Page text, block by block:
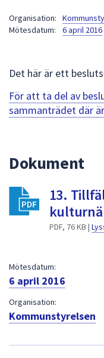
Organisation:
Mötesdatum:
6 april 2016
Det här är ett
För att ta del av
sammanträdet där
Dokument
13.
PDF, 76 KB |
Mötesdatum:
6 april 2016
Organisation:
Kommunstyrelsen